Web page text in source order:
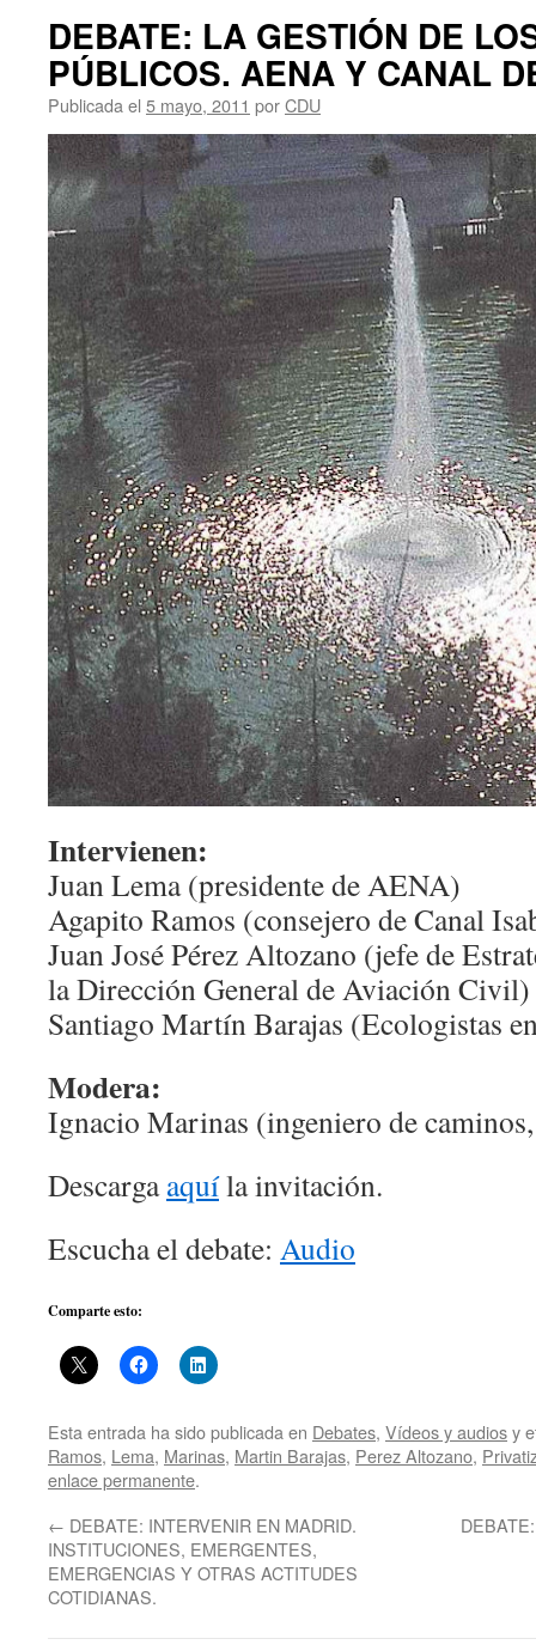
DEBATE: LA GESTIÓN DE
PÚBLICOS. AENA Y CANAL
Publicada el 5 mayo, 2011 porCDU
Intervienen:
Juan Lema (presidente de AENA)
Agapito Ramos (consejero de Canal
Juan José Pérez Altozano (jefe de
la Dirección General de Aviación Civil)
Santiago Martín Barajas (Ecologistas
Modera:
Ignacio Marinas (ingeniero de
Descargaaquíla invitación.
Escucha el debate: Audio
Comparte esto:
Esta entrada ha sido publicada en Debates, Vídeos y audiosy
Ramos, Lema, Marinas, Martin Barajas, Perez Altozano,
enlace permanente.
← DEBATE: INTERVENIR EN MADRID.
INSTITUCIONES, EMERGENTES,
EMERGENCIAS Y OTRAS ACTITUDES
COTIDIANAS.